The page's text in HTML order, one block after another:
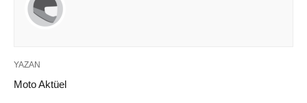
YAZAN
Moto Aktüel